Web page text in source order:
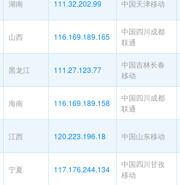
湖南 111.32.202.99 中国天津移动
山西 116.169.189.165
中国四川成都
联通
黑龙江 111.27.123.77
中国吉林长春
移动
海南 116.169.189.158
中国四川成都
联通
江西 120.223.196.18 中国山东移动
宁夏 117.176.244.134
中国四川甘孜
移动